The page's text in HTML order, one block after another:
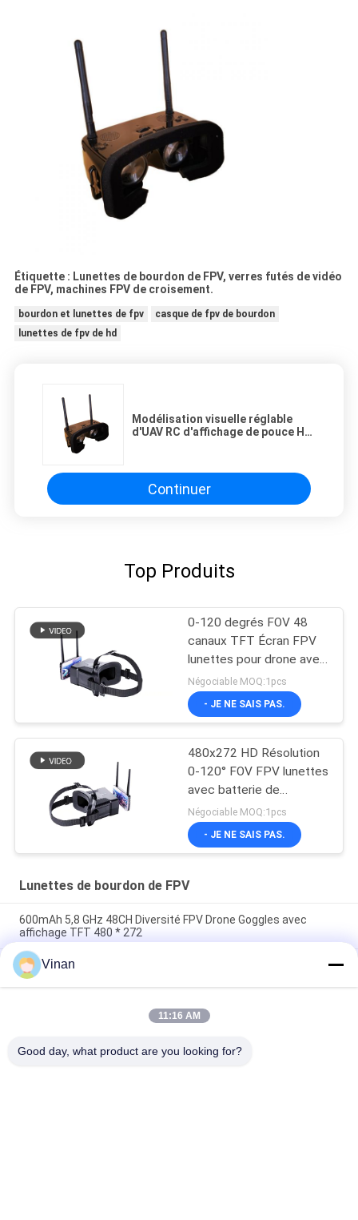
Étiquette : Lunettes de bourdon de FPV, verres futés de vidéo
de FPV, machines FPV de croisement.
bourdon et lunettes de fpv
casque de fpv de bourdon
lunettes de fpv de hd
Modélisation visuelle réglable
d'UAV RC d'affichage de pouce HD
Continuer
Top Produits
0-120 degrés FOV 48
canaux TFT Écran FPV
lunettes pour drone avec
écran de 4,3 pouces
Négociable MOQ:1pcs
- JE NE SAIS PAS.
480x272 HD Résolution
0-120° FOV FPV lunettes
avec batterie de
600mAh pour casque de
drone
Négociable MOQ:1pcs
- JE NE SAIS PAS.
Lunettes de bourdon de FPV
600mAh 5,8 GHz 48CH Diversité FPV Drone Goggles avec
affichage TFT 480 * 272
2,7 pouces mini TFT LCD le meilleur débutant de 5,8 gigahertz
emballant des lunettes 48 Channesl de FPV
Grand monoculaire 2,7" de champ de vision de TFT LCD
moniteur de 5.8Ghz Quadcopter FPV pour traverser la
Vinan
11:16 AM
Good day, what product are you looking for?